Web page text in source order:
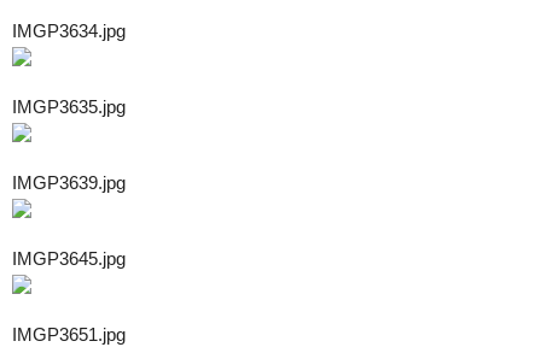
IMGP3634.jpg
IMGP3635.jpg
IMGP3639.jpg
IMGP3645.jpg
IMGP3651.jpg